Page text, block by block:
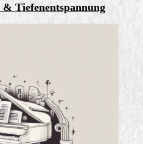
& Tiefenentspannung